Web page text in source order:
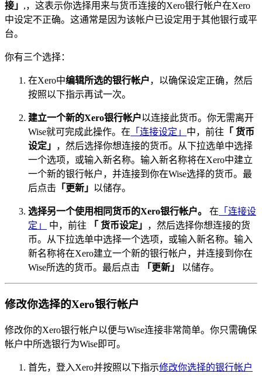
接」 ,，这表示你选择用来与货币连接的Xero银行帐户在Xero
中设定不正确。这通常是因为该帐户已设定用于其他银行或平
台。
你有三个选择：
在Xero中编辑所选的银行帐户，以确保设定正确，然后
按照以下指示再试一次。
建立一个新的Xero银行帐户以连接此货币。你无需离开
Wise就可完成此操作。在 「连接设定」 中，前往 「 货币
设定」
，然后选择你想连接的货币。从下拉选单中选择
一个选项，或输入新名称。输入新名称将在Xero中建立
一个新的银行帐户，并连接到你在Wise选择的货币。最
后点击 「更新」 以储存。
选择另一个使用相同货币的Xero银行帐户。 在 「连接设
定」
中，前往 「 货币设定」
，然后选择你想连接的货
币。从下拉选单中选择一个选项，或输入新名称。输入
新名称将在Xero建立一个新的银行帐户，并连接到你在
Wise所选的货币。最后点击
「更新」 以储存。
修改你选择的Xero银行帐户
修改你的Xero银行帐户以便与Wise连接非常简单。你只需确保
帐户中所选银行为Wise即可。
首先，登入Xero并按照以下指示修改你选择的银行帐户